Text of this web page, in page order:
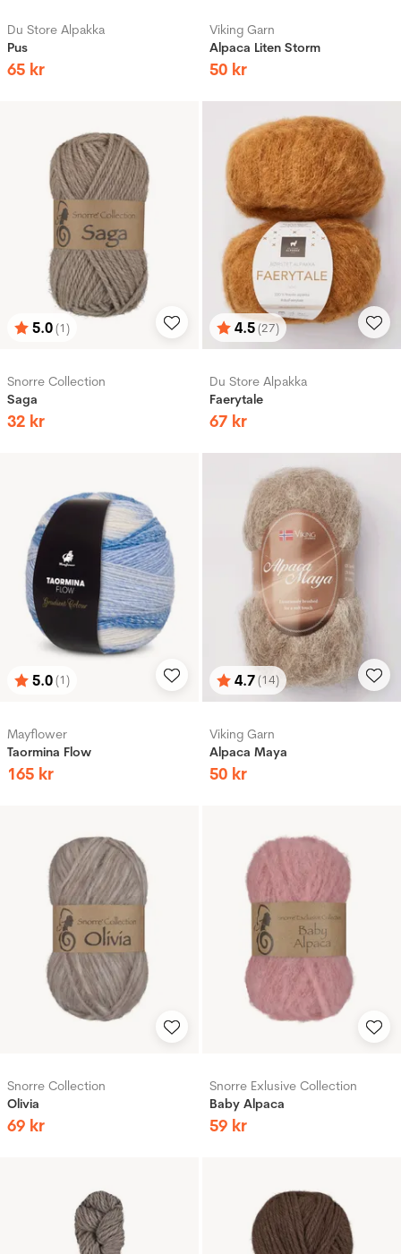
Du Store Alpakka
Pus
65 kr
Viking Garn
Alpaca Liten Storm
50 kr
Betyg:
5.0(1)
utav 5 stjärnor
Snorre Collection
Saga
32 kr
Betyg:
4.5(27)
utav 5 stjärnor
Du Store Alpakka
Faerytale
67 kr
Betyg:
5.0(1)
utav 5 stjärnor
Mayflower
Taormina Flow
165 kr
Betyg:
4.7(14)
utav 5 stjärnor
Viking Garn
Alpaca Maya
50 kr
Snorre Collection
Olivia
69 kr
Snorre Exlusive Collection
Baby Alpaca
59 kr